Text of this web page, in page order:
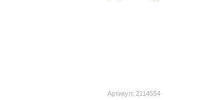
Артикул: 2114554